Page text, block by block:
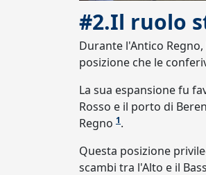
#2.Il ruolo
Durante l'Antico
posizione che le
La sua espansione fu
Rosso e il porto di
Regno 1.
Questa posizione
scambi tra l'Alto e il